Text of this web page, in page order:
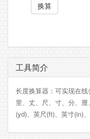
工具简介
长度换算器：可实现在线
里、丈、尺、寸、分、
(yd)、英尺(ft)、英寸(in)